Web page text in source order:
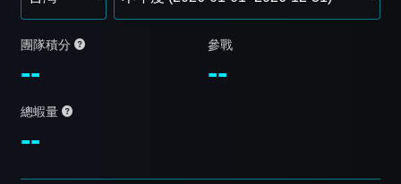
團隊積分
--
參戰
--
總蝦量
--